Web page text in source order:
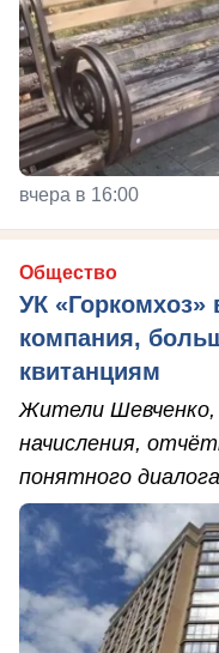
вчера в 16:00
Общество
УК «Горкомхоз»
компания,
квитанциям
Жители Шевченко,
начисления,
понятного